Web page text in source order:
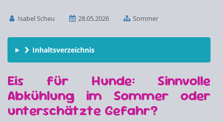
Isabel Scheu 28.05.2026 Sommer
Inhaltsverzeichnis
Eis für Hunde: Sinnvolle
Abkühlung im Sommer oder
unterschätzte Gefahr?